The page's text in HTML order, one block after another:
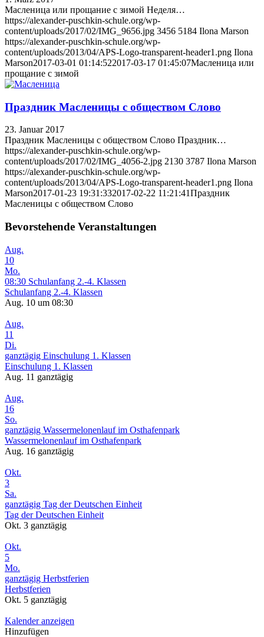
Масленица или прощание с зимой Неделя…
https://alexander-puschkin-schule.org/wp-
content/uploads/2017/02/IMG_9656.jpg 3456 5184 Ilona Marson
https://alexander-puschkin-schule.org/wp-
content/uploads/2013/04/APS-Logo-transparent-header1.png Ilona
Marson2017-03-01 01:14:522017-03-17 01:45:07Масленица или
прощание с зимой
Праздник Масленицы с обществом Слово
23. Januar 2017
Праздник Масленицы с обществом Слово Праздник…
https://alexander-puschkin-schule.org/wp-
content/uploads/2017/02/IMG_4056-2.jpg 2130 3787 Ilona Marson
https://alexander-puschkin-schule.org/wp-
content/uploads/2013/04/APS-Logo-transparent-header1.png Ilona
Marson2017-01-23 19:31:332017-02-22 11:21:41Праздник
Масленицы с обществом Слово
Bevorstehende Veranstaltungen
Aug.
10
Mo.
08:30 Schulanfang 2.-4. Klassen
Schulanfang 2.-4. Klassen
Aug. 10 um 08:30
Aug.
11
Di.
ganztägig Einschulung 1. Klassen
Einschulung 1. Klassen
Aug. 11 ganztägig
Aug.
16
So.
ganztägig Wassermelonenlauf im Osthafenpark
Wassermelonenlauf im Osthafenpark
Aug. 16 ganztägig
Okt.
3
Sa.
ganztägig Tag der Deutschen Einheit
Tag der Deutschen Einheit
Okt. 3 ganztägig
Okt.
5
Mo.
ganztägig Herbstferien
Herbstferien
Okt. 5 ganztägig
Kalender anzeigen
Hinzufügen